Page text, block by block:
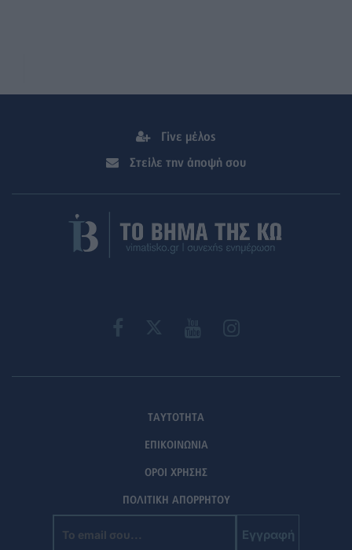
Γίνε μέλος
Στείλε την άποψή σου
ΤΑΥΤΟΤΗΤΑ
ΕΠΙΚΟΙΝΩΝΙΑ
ΟΡΟΙ ΧΡΗΣΗΣ
ΠΟΛΙΤΙΚΗ ΑΠΟΡΡΗΤΟΥ
Εγγραφή